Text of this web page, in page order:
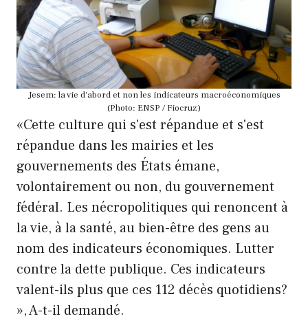
Jesem: la vie d'abord et non les indicateurs macroéconomiques
(Photo: ENSP / Fiocruz)
«Cette culture qui s'est répandue et s'est
répandue dans les mairies et les
gouvernements des États émane,
volontairement ou non, du gouvernement
fédéral. Les nécropolitiques qui renoncent à
la vie, à la santé, au bien-être des gens au
nom des indicateurs économiques. Lutter
contre la dette publique. Ces indicateurs
valent-ils plus que ces 112 décès quotidiens?
», A-t-il demandé.